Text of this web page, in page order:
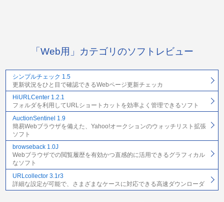
「Web用」カテゴリのソフトレビュー
シンプルチェック 1.5
更新状況をひと目で確認できるWebページ更新チェッカ
HiURLCenter 1.2.1
フォルダを利用してURLショートカットを効率よく管理できるソフト
AuctionSentinel 1.9
簡易Webブラウザを備えた、Yahoo!オークションのウォッチリスト拡張
ソフト
browseback 1.0J
Webブラウザでの閲覧履歴を有効かつ直感的に活用できるグラフィカル
なソフト
URLcollector 3.1r3
詳細な設定が可能で、さまざまなケースに対応できる高速ダウンローダ